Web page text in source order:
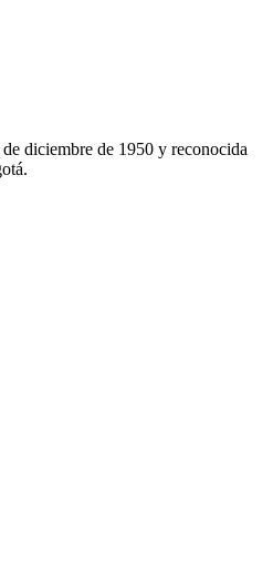
diciembre de 1950 y reconocida